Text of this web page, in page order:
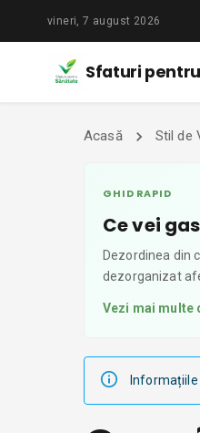
vineri, 7 august 2026
Sfaturi
Acasă Stil de
GHID RAPID
Ce vei
Dezordinea din
dezorganizat
Vezi mai
Informațiile